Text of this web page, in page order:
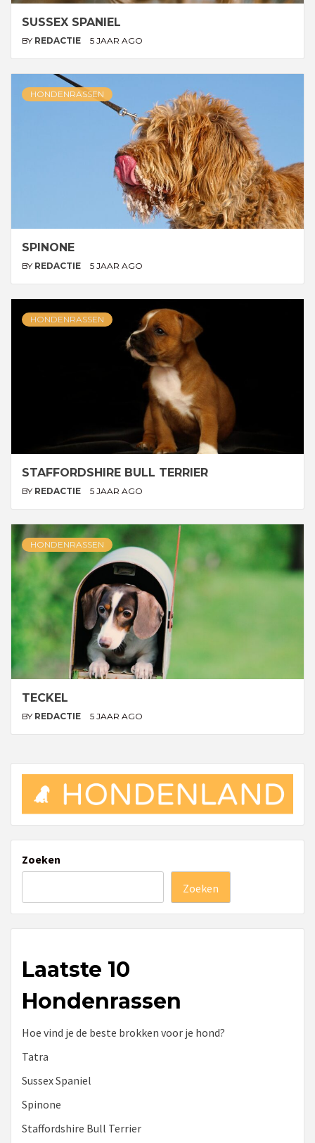
SUSSEX SPANIEL
BY REDACTIE 5 JAAR AGO
HONDENRASSEN
SPINONE
BY REDACTIE 5 JAAR AGO
HONDENRASSEN
STAFFORDSHIRE BULL TERRIER
BY REDACTIE 5 JAAR AGO
HONDENRASSEN
TECKEL
BY REDACTIE 5 JAAR AGO
Zoeken
Zoeken
Laatste 10
Hondenrassen
Hoe vind je de beste brokken voor je hond?
Tatra
Sussex Spaniel
Spinone
Staffordshire Bull Terrier